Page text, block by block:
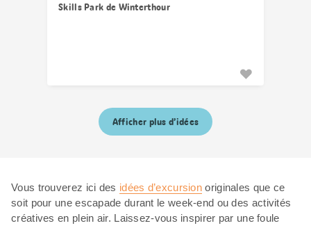
Skills Park de Winterthour
Afficher plus d’idées
Vous trouverez ici des idées d’excursion originales que ce
soit pour une escapade durant le week-end ou des activités
créatives en plein air. Laissez-vous inspirer par une foule